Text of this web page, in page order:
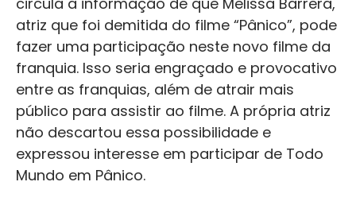
atriz que foi demitida do filme “Pânico”, pode
fazer uma participação neste novo filme da
franquia. Isso seria engraçado e provocativo
entre as franquias, além de atrair mais
público para assistir ao filme. A própria atriz
não descartou essa possibilidade e
expressou interesse em participar de Todo
Mundo em Pânico.